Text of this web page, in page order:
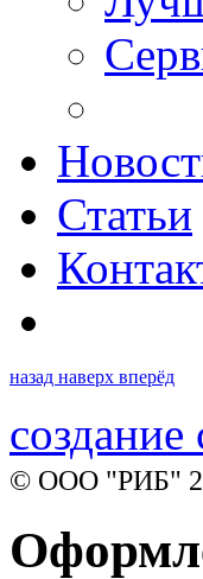
Статьи
назад наверх вперёд
© ООО "РИБ"